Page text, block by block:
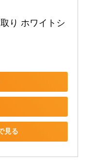
り ホワイトシ
見る